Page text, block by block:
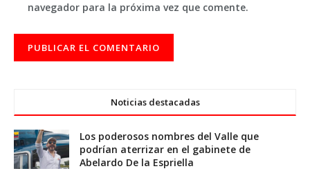
navegador para la próxima vez que comente.
Noticias destacadas
Los poderosos nombres del Valle que
podrían aterrizar en el gabinete de
Abelardo De la Espriella